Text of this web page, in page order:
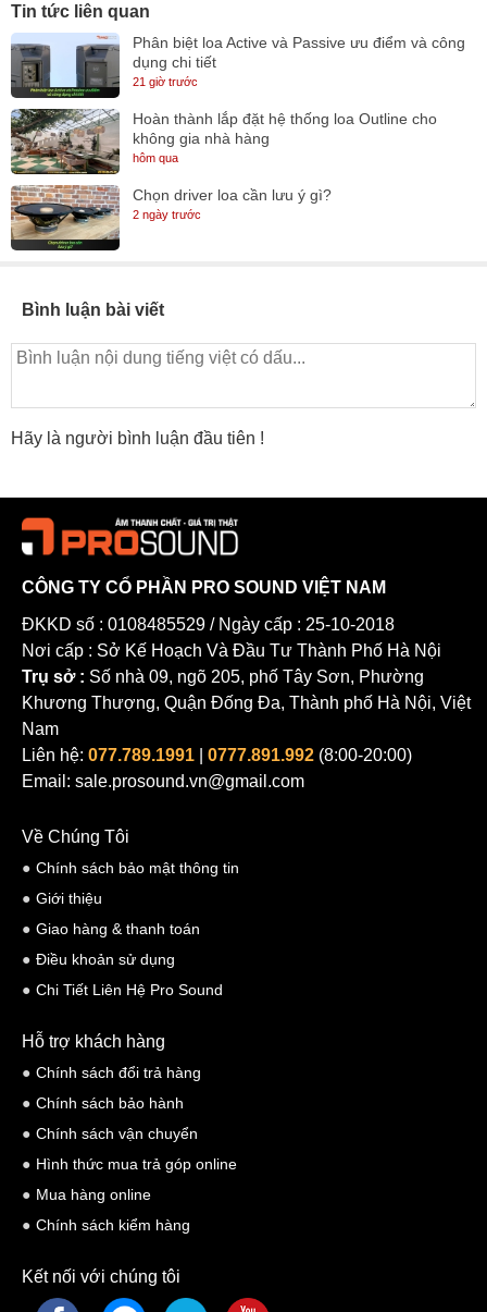
Tin tức liên quan
Phân biệt loa Active và Passive ưu điểm và công
dụng chi tiết
21 giờ trước
Hoàn thành lắp đặt hệ thống loa Outline cho
không gia nhà hàng
hôm qua
Chọn driver loa cần lưu ý gì?
2 ngày trước
Bình luận bài viết
Hãy là người bình luận đầu tiên !
CÔNG TY CỔ PHẦN PRO SOUND VIỆT NAM
ĐKKD số : 0108485529 / Ngày cấp : 25-10-2018
Nơi cấp : Sở Kế Hoạch Và Đầu Tư Thành Phố Hà Nội
Trụ sở : Số nhà 09, ngõ 205, phố Tây Sơn, Phường
Khương Thượng, Quận Đống Đa, Thành phố Hà Nội, Việt
Nam
Liên hệ: 077.789.1991 0777.891.992 (8:00-20:00)
Email: sale.prosound.vn@gmail.com
Về Chúng Tôi
Chính sách bảo mật thông tin
Giới thiệu
Giao hàng & thanh toán
Điều khoản sử dụng
Chi Tiết Liên Hệ Pro Sound
Hỗ trợ khách hàng
Chính sách đổi trả hàng
Chính sách bảo hành
Chính sách vận chuyển
Hình thức mua trả góp online
Mua hàng online
Chính sách kiểm hàng
Kết nối với chúng tôi